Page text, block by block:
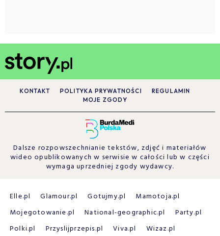
KONTAKT POLITYKA PRYWATNOŚCI
REGULAMIN
MOJE ZGODY
Dalsze rozpowszechnianie tekstów, zdjęć i materiałów
wideo opublikowanych w serwisie w całości lub w części
wymaga uprzedniej zgody wydawcy.
Elle.pl Glamour.pl Gotujmy.pl
Mamotoja.pl
Mojegotowanie.pl
National-geographic.pl
Party.pl
Polki.pl
Przyslijprzepis.pl Viva.pl Wizaz.pl